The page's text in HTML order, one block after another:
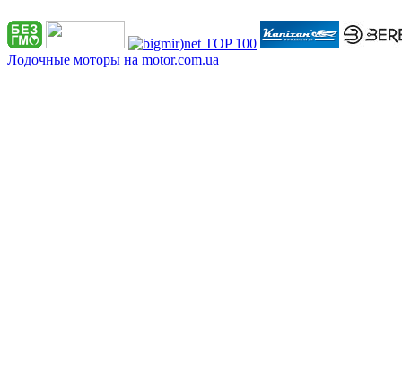
Лодочные моторы на motor.com.ua